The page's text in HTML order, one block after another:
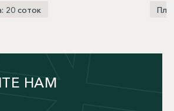
20 соток
НАМ